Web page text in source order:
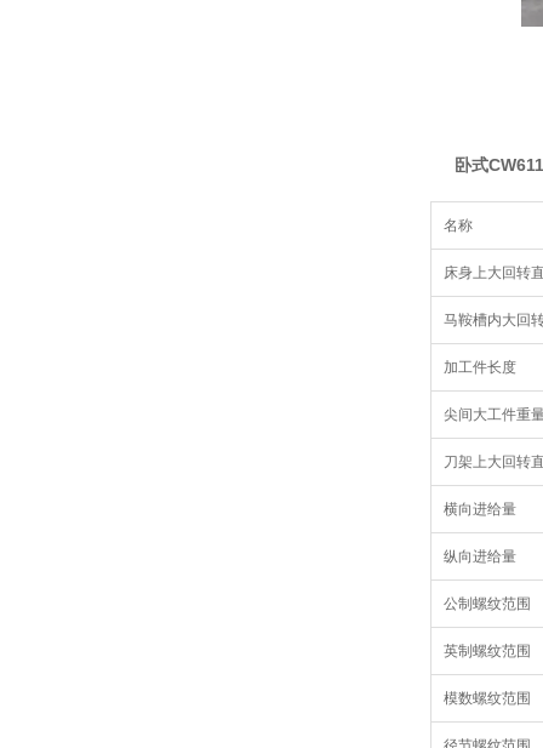
卧式
名称
床身上大回转
马鞍槽内大回
加工件长度
尖间大工件重
刀架上大回转
横向进给量
纵向进给量
公制螺纹范围
英制螺纹范围
模数螺纹范围